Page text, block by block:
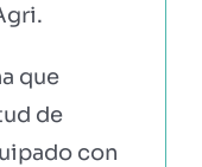
que
de
con